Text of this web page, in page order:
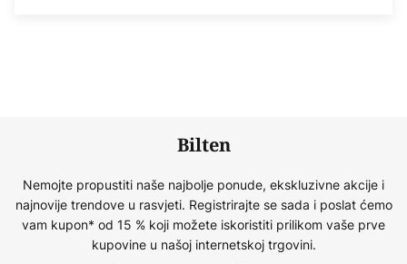
Bilten
Nemojte propustiti naše najbolje ponude, ekskluzivne akcije i
najnovije trendove u rasvjeti. Registrirajte se sada i poslat ćemo
vam kupon* od 15 % koji možete iskoristiti prilikom vaše prve
kupovine u našoj internetskoj trgovini.